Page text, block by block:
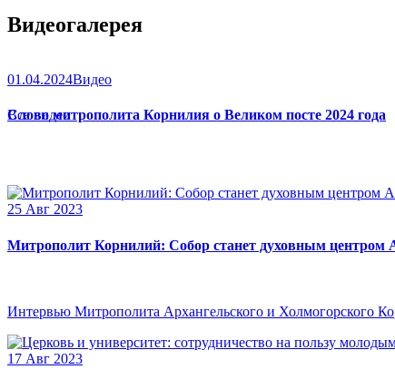
Видеогалерея
01.04.2024Видео
Слово митрополита Корнилия о Великом посте 2024 года
Все видео
25 Авг 2023
Митрополит Корнилий: Собор станет духовным центром
Интервью Митрополита Архангельского и Холмогорского
17 Авг 2023